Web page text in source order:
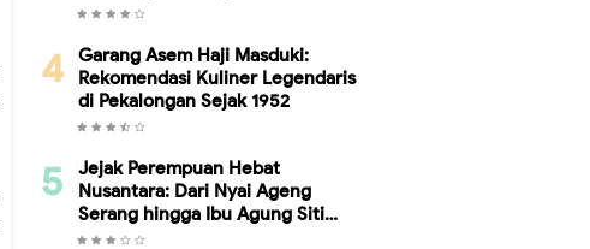
Garang Asem Haji Masduki:
Rekomendasi Kuliner Legendaris
di Pekalongan Sejak 1952
Jejak Perempuan Hebat
Nusantara: Dari Nyai Ageng
Serang hingga Ibu Agung Siti
Ambariyah, Bukti Kesetaraan